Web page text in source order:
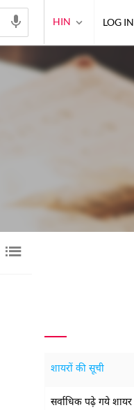
शायरों की सूची
सर्वाधिक पढ़े गये शायर
HIN LOG IN